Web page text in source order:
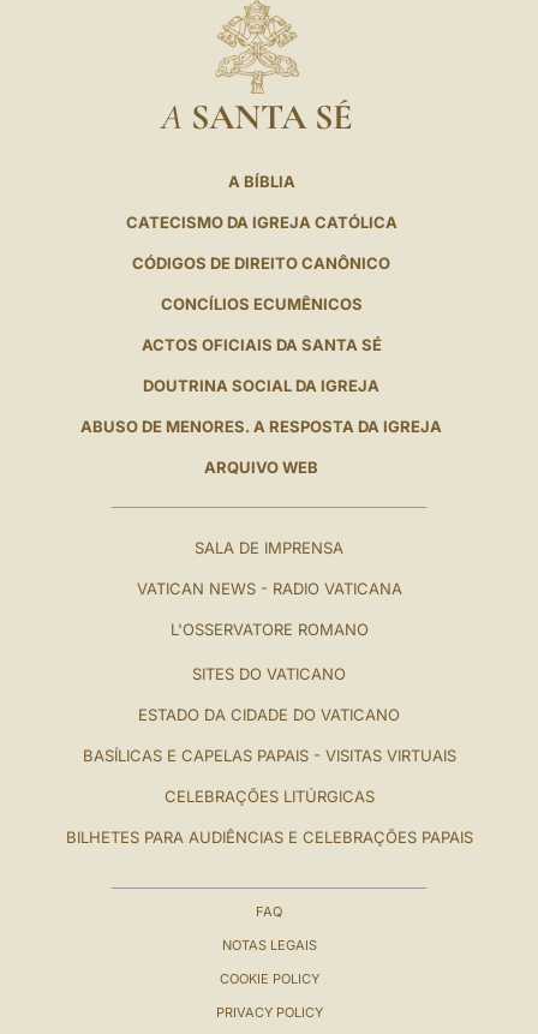
A SANTA SÉ
A BÍBLIA
CATECISMO DA IGREJA CATÓLICA
CÓDIGOS DE DIREITO CANÔNICO
CONCÍLIOS ECUMÊNICOS
ACTOS OFICIAIS DA SANTA SÉ
DOUTRINA SOCIAL DA IGREJA
ABUSO DE MENORES. A RESPOSTA DA IGREJA
ARQUIVO WEB
SALA DE IMPRENSA
VATICAN NEWS - RADIO VATICANA
L'OSSERVATORE ROMANO
SITES DO VATICANO
ESTADO DA CIDADE DO VATICANO
BASÍLICAS E CAPELAS PAPAIS - VISITAS VIRTUAIS
CELEBRAÇÕES LITÚRGICAS
BILHETES PARA AUDIÊNCIAS E CELEBRAÇÕES PAPAIS
FAQ
NOTAS LEGAIS
COOKIE POLICY
PRIVACY POLICY